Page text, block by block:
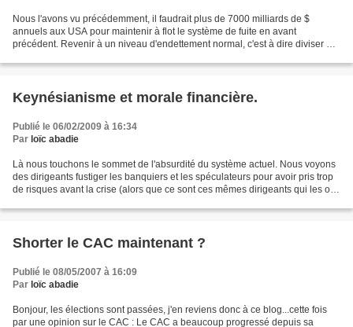
Nous l'avons vu précédemment, il faudrait plus de 7000 milliards de $
annuels aux USA pour maintenir à flot le système de fuite en avant
précédent. Revenir à un niveau d'endettement normal, c'est à dire diviser par
Keynésianisme et morale financière.
Publié le 06/02/2009 à 16:34
Par loïc abadie
Là nous touchons le sommet de l'absurdité du système actuel. Nous voyons
des dirigeants fustiger les banquiers et les spéculateurs pour avoir pris trop
de risques avant la crise (alors que ce sont ces mêmes dirigeants qui les ont
Shorter le CAC maintenant ?
Publié le 08/05/2007 à 16:09
Par loïc abadie
Bonjour, les élections sont passées, j'en reviens donc à ce blog...cette fois
par une opinion sur le CAC : Le CAC a beaucoup progressé depuis sa